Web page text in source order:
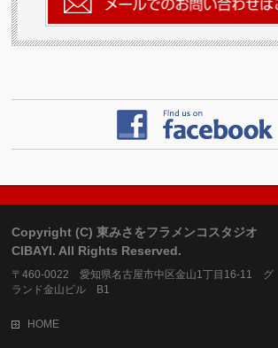
Copyright (C) 東みさをフラメンコスタジオ
CIBAYI. All Rights Reserved.
〒460-0022 愛知県名古屋市中区金山1丁目16-11 グ
ランド金山ビル B1
HOME